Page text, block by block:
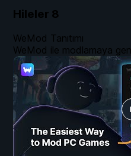
Hileler 8
WeMod Tanıtımı
WeMod ile modlamaya